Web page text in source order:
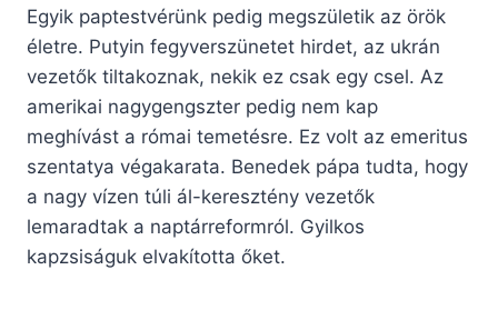
Egyik paptestvérünk pedig megszületik az örök
életre. Putyin fegyverszünetet hirdet, az ukrán
vezetők tiltakoznak, nekik ez csak egy csel. Az
amerikai nagygengszter pedig nem kap
meghívást a római temetésre. Ez volt az emeritus
szentatya végakarata. Benedek pápa tudta, hogy
a nagy vízen túli ál-keresztény vezetők
lemaradtak a naptárreformról. Gyilkos
kapzsiságuk elvakította őket.